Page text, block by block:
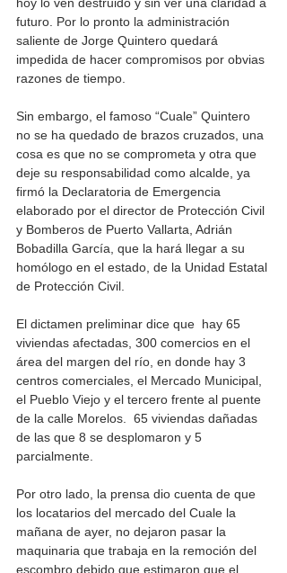
futuro. Por lo pronto la administración
saliente de Jorge Quintero quedará
impedida de hacer compromisos por obvias
razones de tiempo.
Sin embargo, el famoso “Cuale” Quintero
no se ha quedado de brazos cruzados, una
cosa es que no se comprometa y otra que
deje su responsabilidad como alcalde, ya
firmó la Declaratoria de Emergencia
elaborado por el director de Protección Civil
y Bomberos de Puerto Vallarta, Adrián
Bobadilla García, que la hará llegar a su
homólogo en el estado, de la Unidad Estatal
de Protección Civil.
El dictamen preliminar dice que  hay 65
viviendas afectadas, 300 comercios en el
área del margen del río, en donde hay 3
centros comerciales, el Mercado Municipal,
el Pueblo Viejo y el tercero frente al puente
de la calle Morelos.  65 viviendas dañadas
de las que 8 se desplomaron y 5
parcialmente.
Por otro lado, la prensa dio cuenta de que
los locatarios del mercado del Cuale la
mañana de ayer, no dejaron pasar la
maquinaria que trabaja en la remoción del
escombro debido que estimaron que el